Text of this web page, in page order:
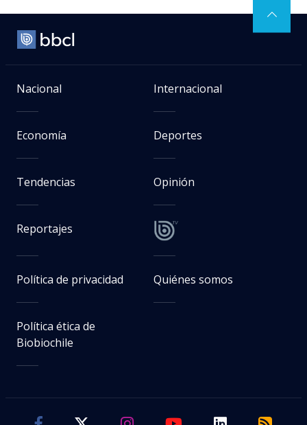
Nacional Internacional
Economía Deportes
Tendencias Opinión
Reportajes
Política de privacidad Quiénes somos
Política ética de
Biobiochile